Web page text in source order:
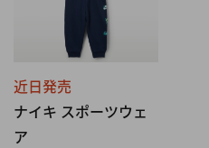
近日発売
ナイキ スポーツウェ
ア